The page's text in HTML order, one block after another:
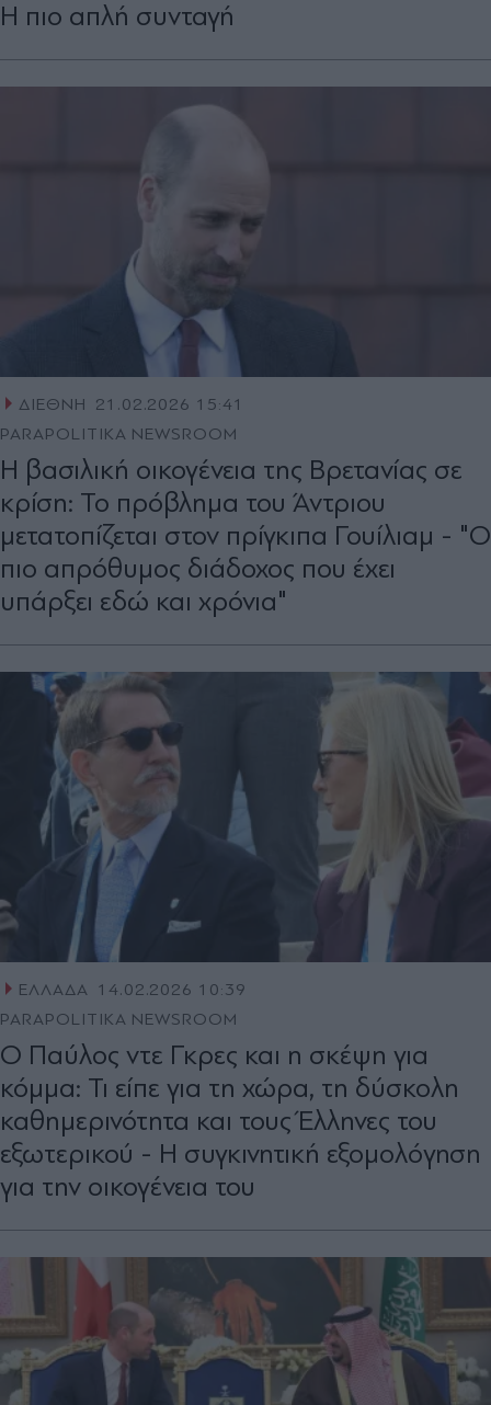
Η πιο απλή συνταγή
ΔΙΕΘΝΗ
21.02.2026 15:41
PARAPOLITIKA NEWSROOM
Η βασιλική οικογένεια της Βρετανίας σε
κρίση: Το πρόβλημα του Άντριου
μετατοπίζεται στον πρίγκιπα Γουίλιαμ - "Ο
πιο απρόθυμος διάδοχος που έχει
υπάρξει εδώ και χρόνια"
ΕΛΛΑΔΑ 14.02.2026 10:39
PARAPOLITIKA NEWSROOM
Ο Παύλος ντε Γκρες και η σκέψη για
κόμμα: Τι είπε για τη χώρα, τη δύσκολη
καθημερινότητα και τους Έλληνες του
εξωτερικού - Η συγκινητική εξομολόγηση
για την οικογένεια του